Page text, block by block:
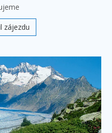
zájezdu